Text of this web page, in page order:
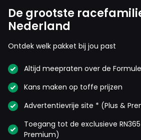
De grootste
Nederland
Ontdek welk pakket bij jou past
Altijd meepraten over de Formule
Kans maken op toffe prijzen
Advertentievrije site * (Plus &
Toegang tot de exclusieve
Premium)